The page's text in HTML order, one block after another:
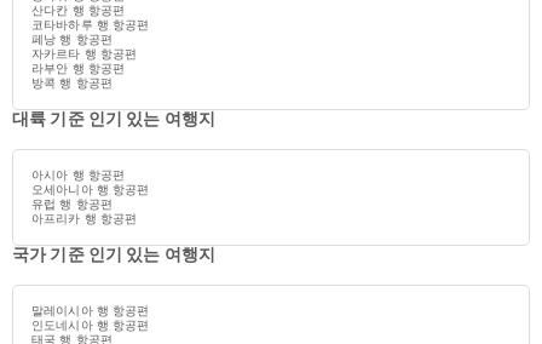
산다칸 행 항공편
코타바하루 행 항공편
페낭 행 항공편
자카르타 행 항공편
라부안 행 항공편
방콕 행 항공편
대륙 기준 인기 있는 여행지
아시아 행 항공편
오세아니아 행 항공편
유럽 행 항공편
아프리카 행 항공편
국가 기준 인기 있는 여행지
말레이시아 행 항공편
인도네시아 행 항공편
태국 행 항공편